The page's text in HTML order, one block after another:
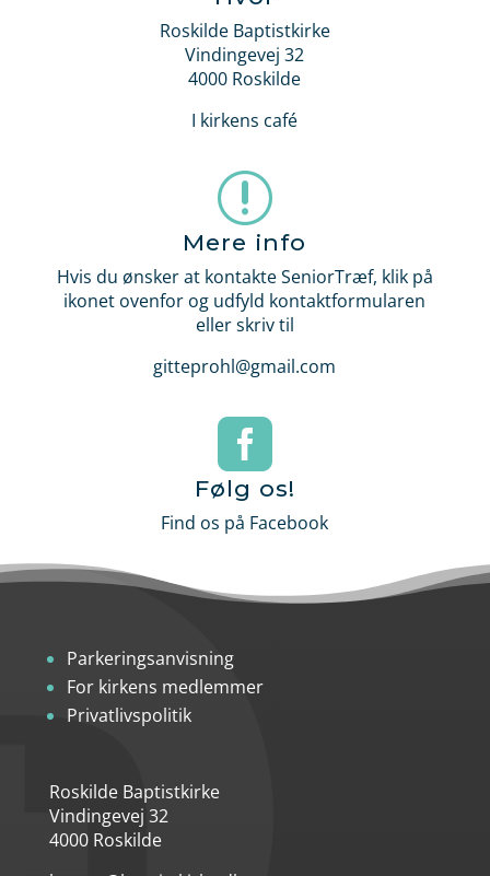
Roskilde Baptistkirke
Vindingevej 32
4000 Roskilde
I kirkens café
r
Mere info
Hvis du ønsker at kontakte SeniorTræf, klik på
ikonet ovenfor og udfyld kontaktformularen
eller skriv til
gitteprohl@gmail.com

Følg os!
Find os på Facebook
Parkeringsanvisning
For kirkens medlemmer
Privatlivspolitik
Roskilde Baptistkirke
Vindingevej 32
4000 Roskilde